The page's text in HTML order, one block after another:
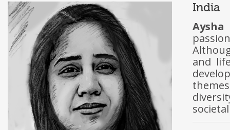
India
Aysha
and